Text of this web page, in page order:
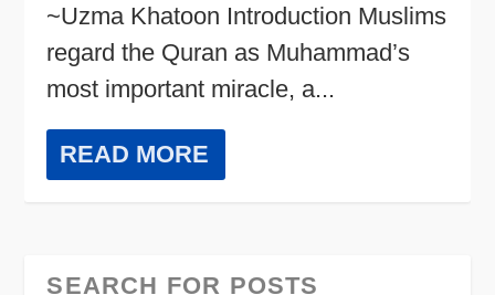
~Uzma Khatoon Introduction Muslims
regard the Quran as Muhammad’s
most important miracle, a...
READ MORE